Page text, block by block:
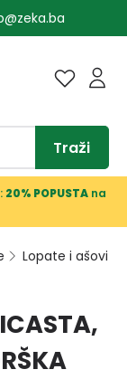
Traži
20% POPUSTAna
Lopate i ašovi